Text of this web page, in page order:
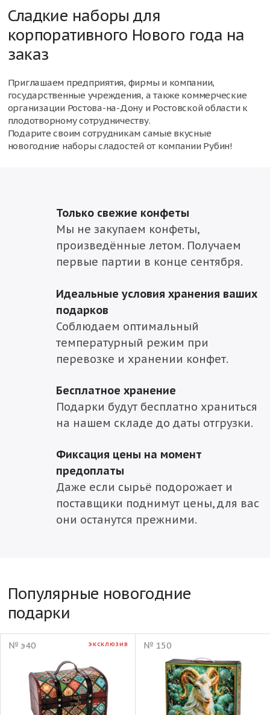
Сладкие наборы для
корпоративного Нового года на
заказ
Приглашаем предприятия, фирмы и компании,
государственные учреждения, а также коммерческие
организации Ростова-на-Дону и Ростовской области к
плодотворному сотрудничеству.
Подарите своим сотрудникам самые вкусные
новогодние наборы сладостей от компании Рубин!
Только свежие конфеты
Мы не закупаем конфеты,
произведённые летом. Получаем
первые партии в конце сентября.
Идеальные условия хранения ваших
подарков
Соблюдаем оптимальный
температурный режим при
перевозке и хранении конфет.
Бесплатное хранение
Подарки будут бесплатно храниться
на нашем складе до даты отгрузки.
Фиксация цены на момент
предоплаты
Даже если сырьё подорожает и
поставщики поднимут цены, для вас
они останутся прежними.
Популярные новогодние
подарки
№ э40 ЭКСКЛЮЗИВ № 150